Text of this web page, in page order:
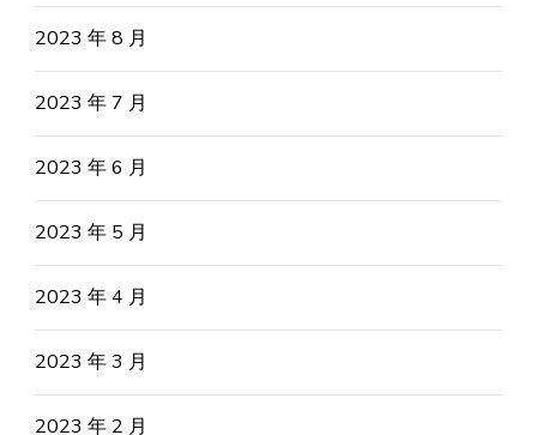
2023 年 8 月
2023 年 7 月
2023 年 6 月
2023 年 5 月
2023 年 4 月
2023 年 3 月
2023 年 2 月